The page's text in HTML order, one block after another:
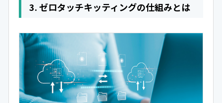
3. ゼロタッチキッティングの仕組みとは